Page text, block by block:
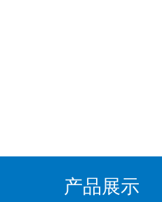
产品展示